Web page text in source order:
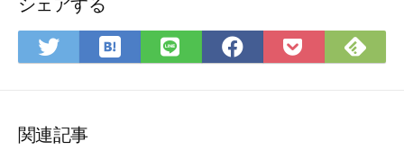
Twitter
で
ア
は
て
LINE
で
Facebook
で
Pocket
に
で
関連記事